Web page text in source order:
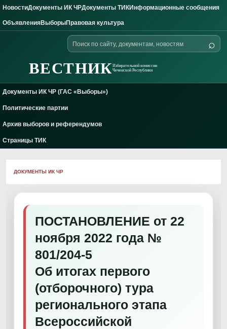
Skip to content
НовостиДокументы ИК ЧРДокументы ТИКИнформационные сообщения
ОбъявленияВыборыПравовая культура
ВЕСТНИКИзбирательной комиссии
Чеченской Республики
Поиск
по
⌕
Документы ИК ЧР (ГАС «Выборы»)
Политические партии
Архив выборов и референдумов
Страницы ТИК
ДОКУМЕНТЫ ИК ЧР
ПОСТАНОВЛЕНИЕ от 22
ноября 2022 года №
801/204-5
Об итогах первого
(отборочного) тура
регионального этапа
Всероссийской